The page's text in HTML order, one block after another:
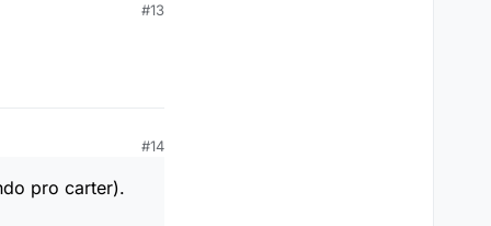
#13
#14
pro carter).